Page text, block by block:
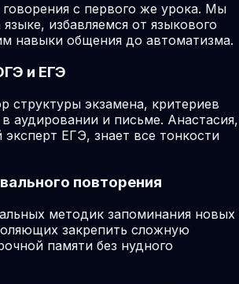
с первого же урока. Мы
избавляемся от языкового
навыки общения до автоматизма.
и ЕГЭ
структуры экзамена, критериев
и письме. Анастасия,
ЕГЭ, знает все тонкости
повторения
методик запоминания новых
закрепить сложную
памяти без нудного